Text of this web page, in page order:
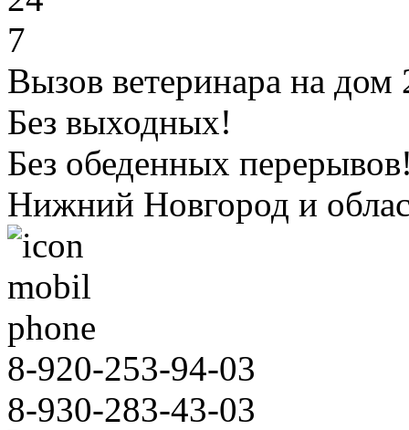
Вызов ветеринара на дом
Без выходных!
Без обеденных
Нижний Новгород и
8-920-253-94-03
8-930-283-43-03